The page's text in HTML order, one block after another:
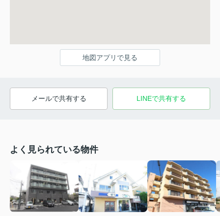
地図アプリで見る
メールで共有する LINEで共有する
よく見られている物件